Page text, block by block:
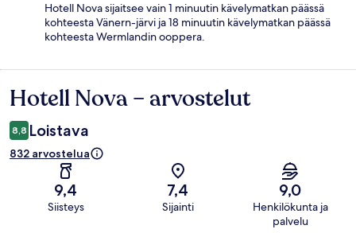
Hotell Nova sijaitsee vain 1 minuutin kävelymatkan päässä
kohteesta Vänern-järvi ja 18 minuutin kävelymatkan päässä
kohteesta Wermlandin ooppera.
Arvostelut
Hotell Nova – arvostelut
8,8 Loistava
832 arvostelua
9,4
Siisteys
7,4
Sijainti
9,0
Henkilökunta ja
palvelu